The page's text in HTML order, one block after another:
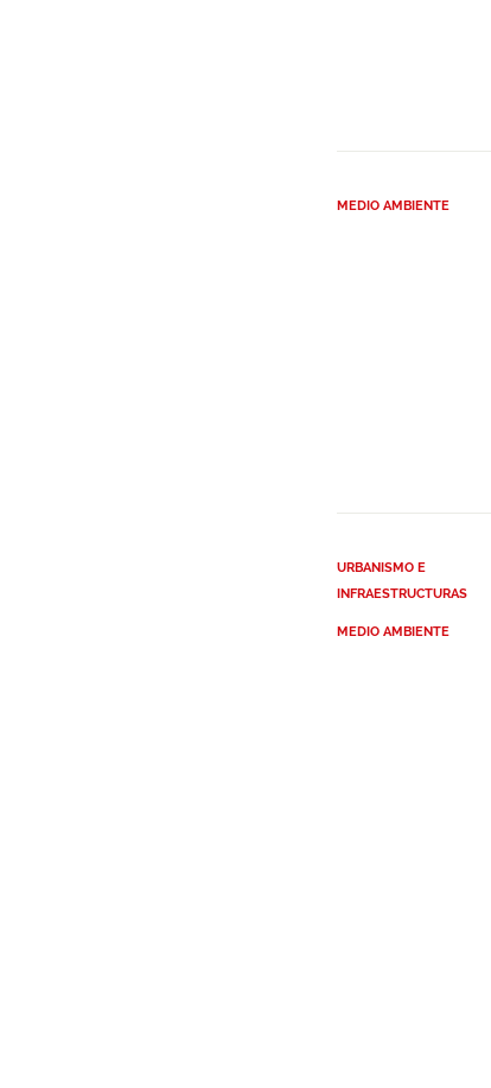
MEDIO AMBIENTE
URBANISMO E
INFRAESTRUCTURAS
MEDIO AMBIENTE